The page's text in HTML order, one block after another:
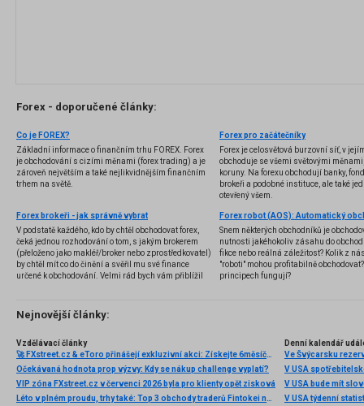
Forex - doporučené články:
Co je FOREX?
Základní informace o finančním trhu FOREX. Forex
je obchodování s cizími měnami (forex trading) a je
zároveň největším a také nejlikvidnějším finančním
trhem na světě.
Forex pro začátečníky
Forex je celosvětová burzovní síť, v
obchoduje se všemi světovými
koruny. Na forexu obchodují banky,
brokeři a podobné instituce, ale také
otevřený všem.
Forex brokeři - jak správně vybrat
V podstatě každého, kdo by chtěl obchodovat forex,
čeká jednou rozhodování o tom, s jakým brokerem
(přeloženo jako makléř/broker nebo zprostředkovatel)
by chtěl mít co do činění a svěřil mu své finance
určené k obchodování. Velmi rád bych vám přiblížil
několik příkladů nejznámějších z nich.
Snem některých obchodníků je
nutnosti jakéhokoliv zásahu do
fikce nebo reálná záležitost? Kolik z
"roboti" mohou profitabilně
principech fungují?
Nejnovější články:
Vzdělávací články
🚀 FXstreet.cz & eToro přinášejí exkluzivní akci: Získejte 6měsíční členství ve VIP zóně ZDARMA
Očekávaná hodnota prop výzvy: Kdy se nákup challenge vyplatí?
VIP zóna FXstreet.cz v červenci 2026 byla pro klienty opět zisková
Léto v plném proudu, trhy také: Top 3 obchody traderů Fintokei na indexech a zlatě
Denní kalendář
Ve Švýcarsku
V USA
V USA bude mít
V USA týdenní